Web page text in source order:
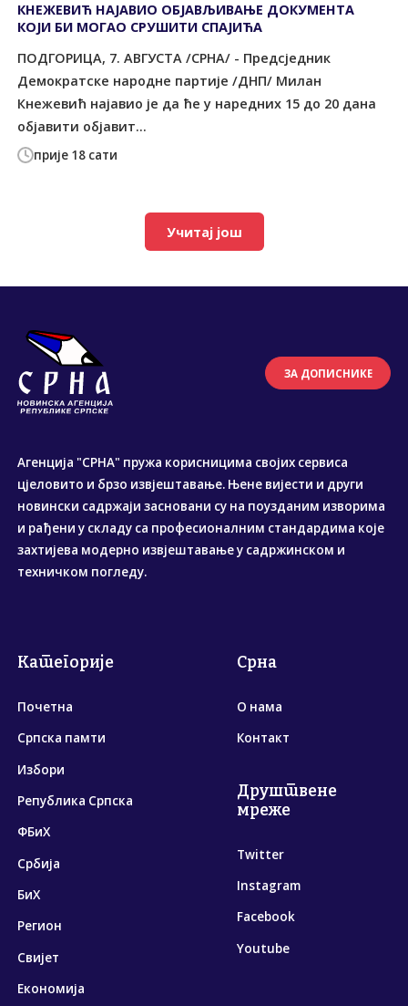
прије 18 сати
КНЕЖЕВИЋ НАЈАВИО ОБЈАВЉИВАЊЕ ДОКУМЕНТА
КОЈИ БИ МОГАО СРУШИТИ СПАЈИЋА
ПОДГОРИЦА, 7. АВГУСТА /СРНА/ - Предсједник
Демократске народне партије /ДНП/ Милан
Кнежевић најавио је да ће у наредних 15 до 20 дана
објавити објавит...
Учитај још
ЗА ДОПИСНИКЕ
Агенција "СРНА" пружа корисницима својих сервиса
цјеловито и брзо извјештавање. Њене вијести и други
новински садржаји засновани су на поузданим изворима
и рађени у складу са професионалним стандардима које
захтијева модерно извјештавање у садржинском и
техничком погледу.
Категорије
Почетна
Српска памти
Избори
Република Српска
ФБиХ
Србија
БиХ
Регион
Свијет
Економија
Срна
О нама
Контакт
Друштвене
мреже
Twitter
Instagram
Facebook
Youtube